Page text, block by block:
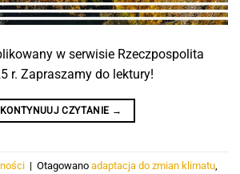
w serwisie Rzeczpospolita
r. Zapraszamy do lektury!
KONTYNUUJ CZYTANIE →
| Otagowano adaptacja do zmian klimatu